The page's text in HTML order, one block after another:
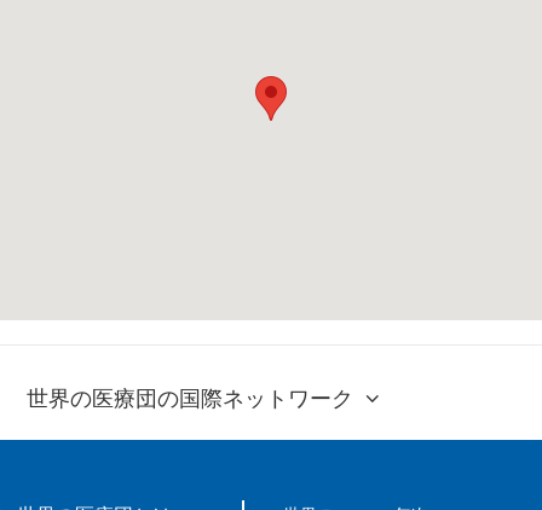
世界の医療団の国際ネットワーク